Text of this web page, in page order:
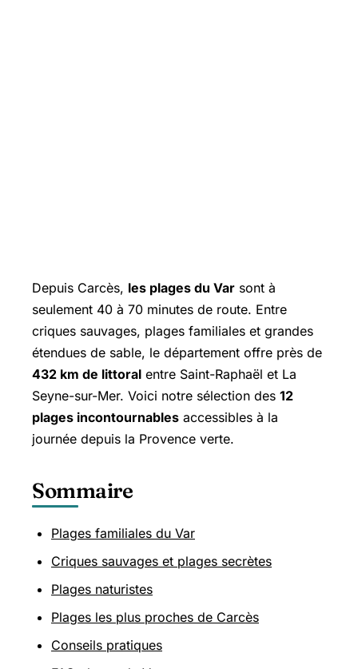
Depuis Carcès, les plages du Var sont à
seulement 40 à 70 minutes de route. Entre
criques sauvages, plages familiales et grandes
étendues de sable, le département offre près de
432 km de littoral entre Saint-Raphaël et La
Seyne-sur-Mer. Voici notre sélection des 12
plages incontournables accessibles à la
journée depuis la Provence verte.
Sommaire
Plages familiales du Var
Criques sauvages et plages secrètes
Plages naturistes
Plages les plus proches de Carcès
Conseils pratiques